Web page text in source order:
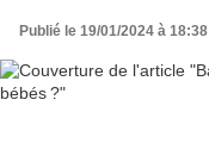
Publié le 19/01/2024 à 18:38